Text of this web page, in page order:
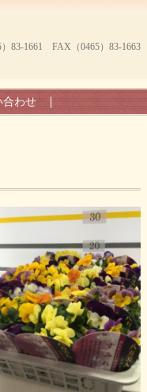
83-1661 FAX（0465）83-1663
合わせ